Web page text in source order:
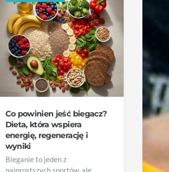
Co powinien jeść biegacz?
Dieta, która wspiera
energię, regenerację i
wyniki
Bieganie to jeden z
najprostszych sportów, ale